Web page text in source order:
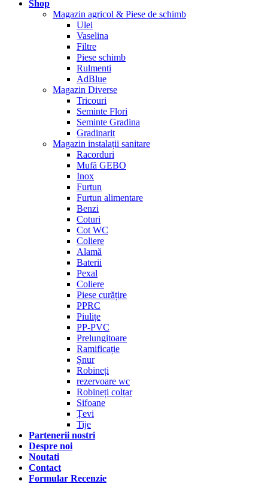
Shop
Magazin agricol & Piese de schimb
Ulei
Vaselina
Filtre
Piese schimb
Rulmenti
AdBlue
Magazin Diverse
Tricouri
Seminte Flori
Seminte Gradina
Gradinarit
Magazin instalații sanitare
Racorduri
Mufă GEBO
Inox
Furtun
Furtun alimentare
Benzi
Coturi
Cot WC
Coliere
Alamă
Baterii
Pexal
Coliere
Piese curățire
PPRC
Piulițe
PP-PVC
Prelungitoare
Ramificație
Șnur
Robineți
rezervoare wc
Robineți colțar
Sifoane
Țevi
Tije
Partenerii nostri
Despre noi
Noutati
Contact
Formular Recenzie